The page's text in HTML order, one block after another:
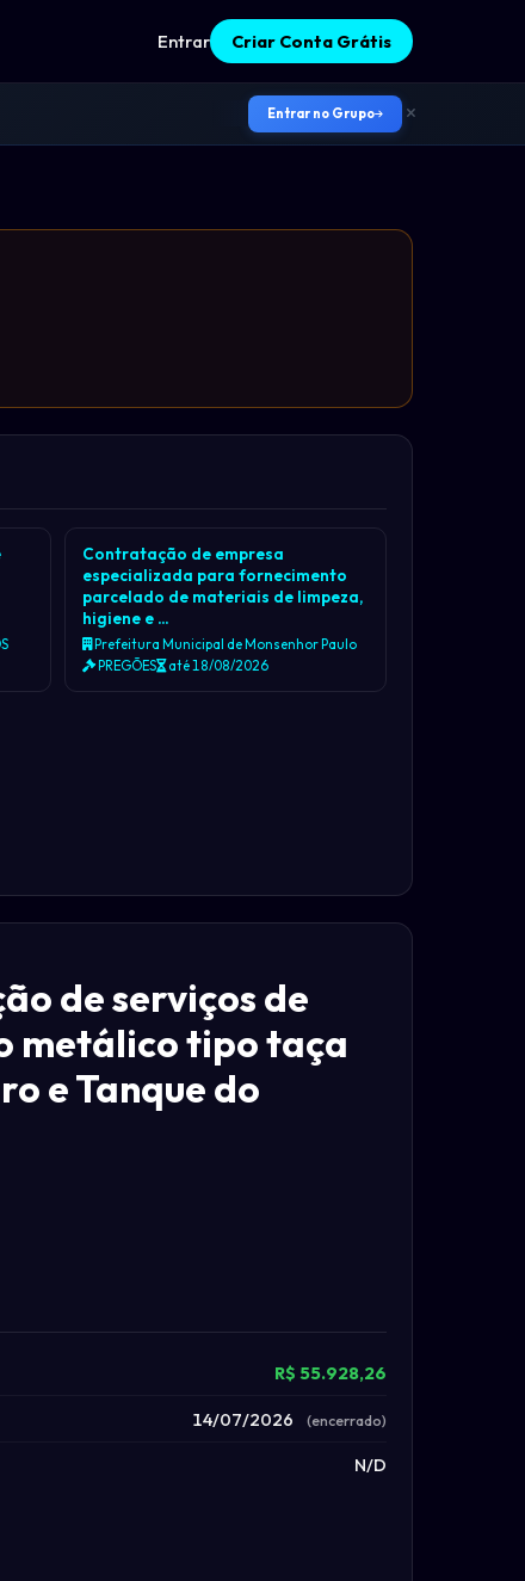
Entrar Criar Conta Grátis
Entrar no Grupo
Contratação de empresa
especializada para fornecimento
parcelado de materiais de limpeza,
higiene e …
Prefeitura Municipal de Monsenhor Paulo
PREGÕES até 18/08/2026
de serviços de
metálico tipo taça
e Tanque do
R$ 55.928,26
14/07/2026 (encerrado)
N/D